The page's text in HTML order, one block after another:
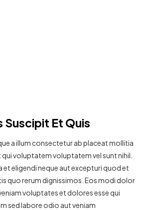
Suscipit Et Quis
a illum consectetur ab placeat mollitia
voluptatem voluptatem vel sunt nihil.
et eligendi neque aut excepturi quod et
quo rerum dignissimos. Eos modi dolor
voluptates et dolores esse qui
sed labore odio aut veniam